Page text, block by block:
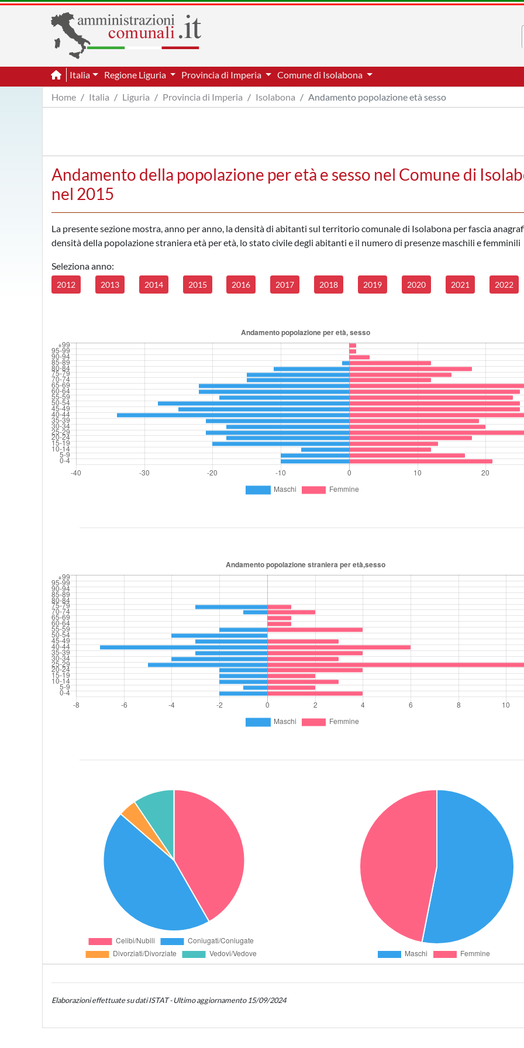
Italia Regione Liguria Provincia di Imperia
Comune di Isolabona
Home
Italia Liguria Provincia di Imperia Isolabona Andamento popolazione età sesso
Andamento della popolazione per età e sesso nel Comune di
nel 2015
La presente sezione mostra, anno per anno, la densità di abitanti sul territorio comunale di Isolabona per fascia
densità della popolazione straniera età per età, lo stato civile degli abitanti e il numero di presenze maschili e femminili
Seleziona anno:
2012 2013 2014 2015 2016 2017 2018 2019 2020 2021 2022
Elaborazioni effettuate su dati ISTAT - Ultimo aggiornamento 15/09/2024